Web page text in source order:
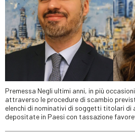
Premessa Negli ultimi anni, in più
attraverso le procedure di scambio
elenchi di nominativi di soggetti titolari
depositate in Paesi con tassazione